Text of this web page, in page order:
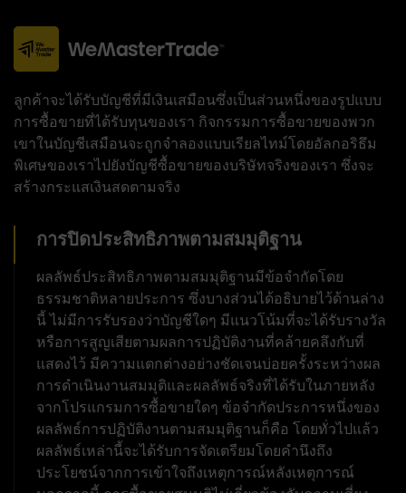
ลูกค้าจะได้รับบัญชีที่มีเงินเสมือนซึ่งเป็นส่วนหนึ่งของรูปแบบ
การซื้อขายที่ได้รับทุนของเรา กิจกรรมการซื้อขายของพวก
เขาในบัญชีเสมือนจะถูกจำลองแบบเรียลไทม์โดยอัลกอริธึม
พิเศษของเราไปยังบัญชีซื้อขายของบริษัทจริงของเรา ซึ่งจะ
สร้างกระแสเงินสดตามจริง
การปิดประสิทธิภาพตามสมมุติฐาน
ผลลัพธ์ประสิทธิภาพตามสมมุติฐานมีข้อจำกัดโดย
ธรรมชาติหลายประการ ซึ่งบางส่วนได้อธิบายไว้ด้านล่าง
นี้ ไม่มีการรับรองว่าบัญชีใดๆ มีแนวโน้มที่จะได้รับรางวัล
หรือการสูญเสียตามผลการปฏิบัติงานที่คล้ายคลึงกับที่
แสดงไว้ มีความแตกต่างอย่างชัดเจนบ่อยครั้งระหว่างผล
การดำเนินงานสมมุติและผลลัพธ์จริงที่ได้รับในภายหลัง
จากโปรแกรมการซื้อขายใดๆ ข้อจำกัดประการหนึ่งของ
ผลลัพธ์การปฏิบัติงานตามสมมุติฐานก็คือ โดยทั่วไปแล้ว
ผลลัพธ์เหล่านี้จะได้รับการจัดเตรียมโดยคำนึงถึง
ประโยชน์จากการเข้าใจถึงเหตุการณ์หลังเหตุการณ์